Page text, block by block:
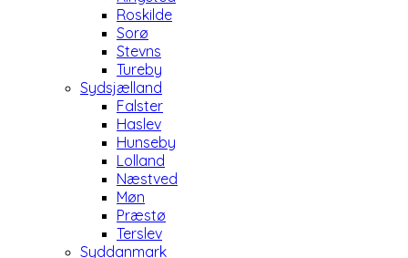
Roskilde
Sorø
Stevns
Tureby
Sydsjælland
Falster
Haslev
Hunseby
Lolland
Næstved
Møn
Præstø
Terslev
Syddanmark